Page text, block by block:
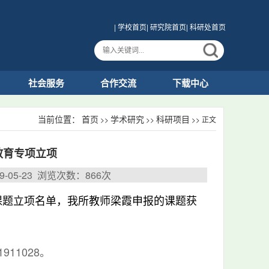
| 科研处首页
| 研究院首页
| 学校首页
社会服务 合作交流 下载中心
当前位置： 首页 >> 学术研究>> 科研项目 >> 正文
专项立项
23 浏览次数： 866次
立项名单， 我所教师梁霞申报的课题获
。